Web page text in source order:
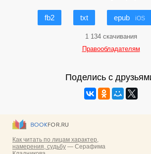
fb2 txt epub iOS
1 134 скачивания
Правообладателям
Поделись с